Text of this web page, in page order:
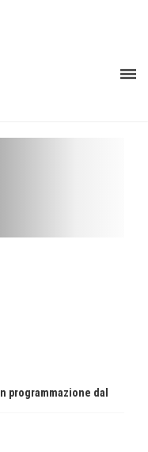
In programmazione dal